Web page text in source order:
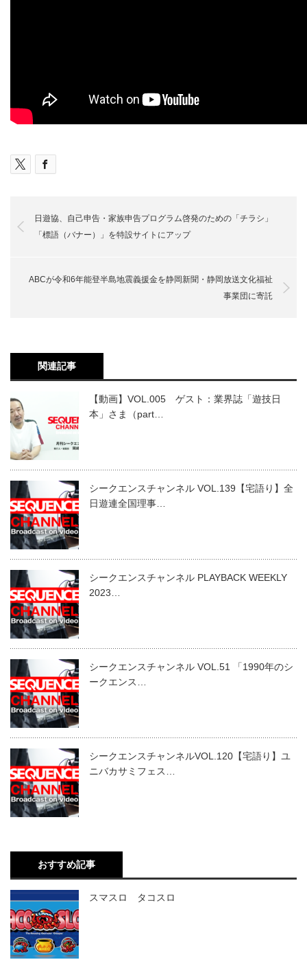
日遊協、自己申告・家族申告プログラム啓発のための「チラシ」
「標語（バナー）」を特設サイトにアップ
ABCが令和6年能登半島地震義援金を静岡新聞・静岡放送文化福祉
事業団に寄託
関連記事
【動画】VOL.005 ゲスト：業界誌「遊技日
本」さま（part…
シークエンスチャンネル VOL.139【宅語り】全
日遊連全国理事…
シークエンスチャンネル PLAYBACK WEEKLY
2023…
シークエンスチャンネル VOL.51 「1990年のシ
ークエンス…
シークエンスチャンネルVOL.120【宅語り】ユ
ニバカサミフェス…
おすすめ記事
スマスロ タコスロ